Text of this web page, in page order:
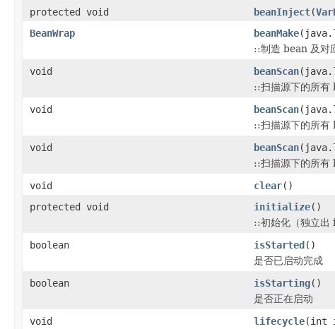
protected void
beanInject(
BeanWrap
beanMake
::制造 bean 及对
void
beanScan
::扫描源下的所有
void
beanScan
::扫描源下的所有
void
beanScan
::扫描源下的所有
void
clear()
protected void
initialize()
::初始化（独立出
boolean
isStarted()
是否已启动完成
boolean
isStarting()
是否正在启动
void
lifecycle(int